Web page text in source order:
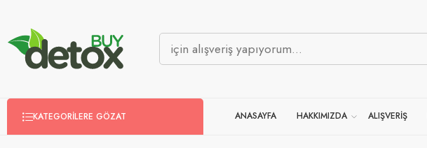
KATEGORILERE GÖZAT ANASAYFA HAKKIMIZDA ALIŞVERİŞ